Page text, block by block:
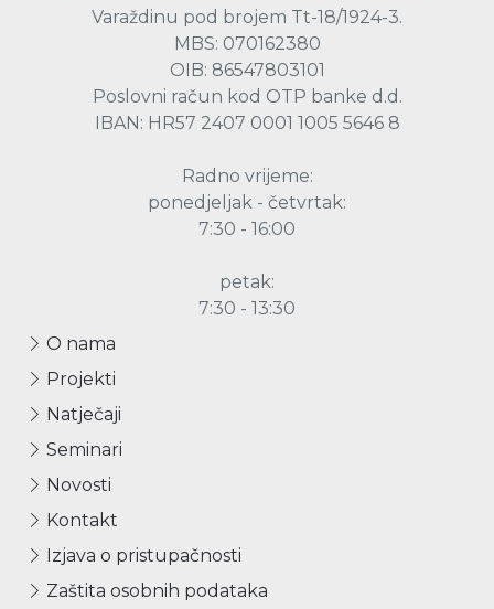
Varaždinu pod brojem Tt-18/1924-3.
MBS: 070162380
OIB: 86547803101
Poslovni račun kod OTP banke d.d.
IBAN: HR57 2407 0001 1005 5646 8
Radno vrijeme:
ponedjeljak - četvrtak:
7:30 - 16:00
petak:
7:30 - 13:30
O nama
Projekti
Natječaji
Seminari
Novosti
Kontakt
Izjava o pristupačnosti
Zaštita osobnih podataka